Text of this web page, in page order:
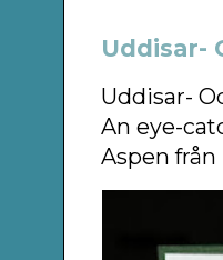
Uddisar-
Uddisar-
An eye-
Aspen från